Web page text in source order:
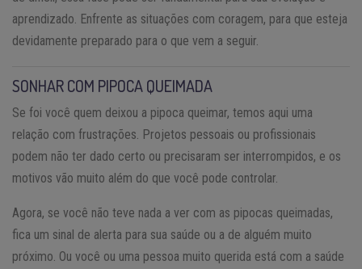
aprendizado. Enfrente as situações com coragem, para que esteja
devidamente preparado para o que vem a seguir.
SONHAR COM PIPOCA QUEIMADA
Se foi você quem deixou a pipoca queimar, temos aqui uma
relação com frustrações. Projetos pessoais ou profissionais
podem não ter dado certo ou precisaram ser interrompidos, e os
motivos vão muito além do que você pode controlar.
Agora, se você não teve nada a ver com as pipocas queimadas,
fica um sinal de alerta para sua saúde ou a de alguém muito
próximo. Ou você ou uma pessoa muito querida está com a saúde